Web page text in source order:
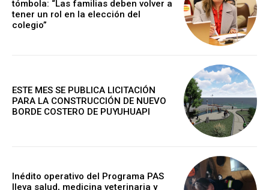
tómbola: “Las familias deben volver a
tener un rol en la elección del
colegio”
ESTE MES SE PUBLICA LICITACIÓN
PARA LA CONSTRUCCIÓN DE NUEVO
BORDE COSTERO DE PUYUHUAPI
Inédito operativo del Programa PAS
lleva salud, medicina veterinaria y